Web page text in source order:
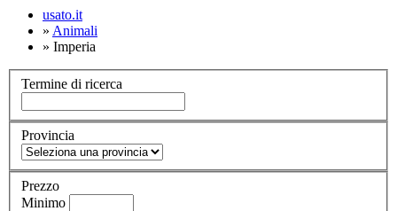
usato.it
» Animali
» Imperia
Termine di ricerca
Provincia
Prezzo
Minimo